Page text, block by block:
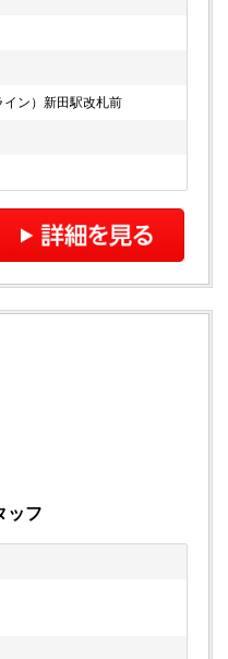
ン）新田駅改札前
ッフ